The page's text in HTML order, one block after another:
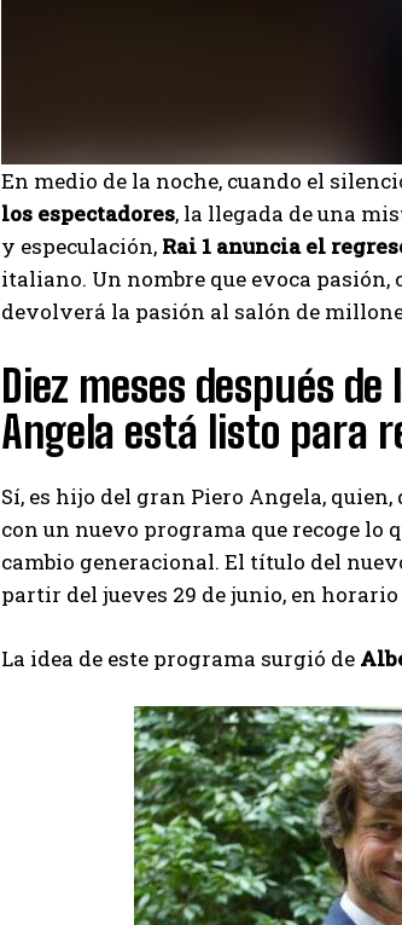
I WANT
En medio de la noche, cuando el
los espectadores, la llegada de una
y especulación, Rai 1 anuncia el
italiano. Un nombre que evoca
devolverá la pasión al salón de
Diez meses después
Angela está listo para
Sí, es hijo del gran Piero Angela,
con un nuevo programa que recoge lo
cambio generacional. El título del
partir del jueves 29 de junio, en
La idea de este programa surgió de